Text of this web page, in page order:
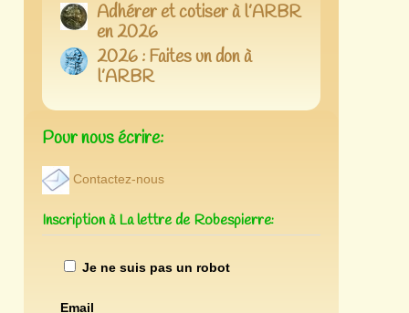
Adhérer et cotiser à l’ARBR
en 2026
2026 : Faites un don à
l’ARBR
Pour nous écrire:
Contactez-nous
Inscription à La lettre de Robespierre:
Je ne suis pas un robot
Email